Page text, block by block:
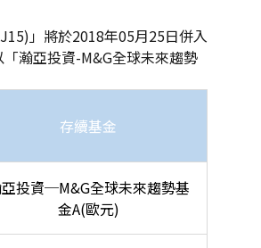
」將於2018年05月25日併入
瀚亞投資-M&G全球未來趨勢
存續基金
投資─M&G全球未來趨勢基
金A(歐元)